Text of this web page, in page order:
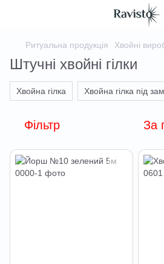
Ритуальна продукція Хвойні
Штучні хвойні гілки
Хвойна гілка Хвойна гілка під
Фільтр За